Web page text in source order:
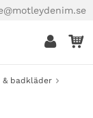
& badkläder